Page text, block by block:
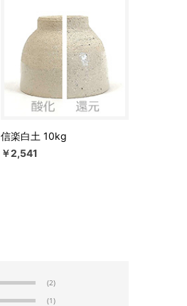
信楽白土 10kg
￥2,541
(2)
(1)